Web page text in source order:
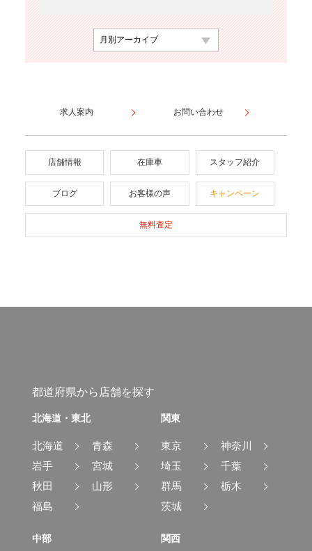
求人案内 お問い合わせ
店舗情報 在庫車 スタッフ紹介
ブログ お客様の声 キャンペーン
無料査定
都道府県から店舗を探す
北海道・東北
北海道
青森
岩手
宮城
秋田
山形
福島
関東
東京
神奈川
埼玉
千葉
群馬
栃木
茨城
中部 関西